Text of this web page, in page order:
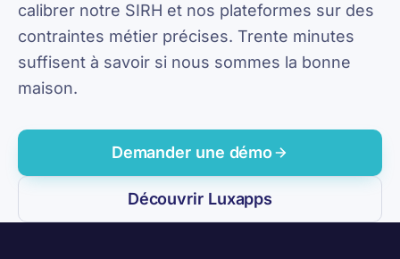
calibrer notre SIRH et nos plateformes sur des
contraintes métier précises. Trente minutes
suffisent à savoir si nous sommes la bonne
maison.
Demander une démo
Découvrir Luxapps